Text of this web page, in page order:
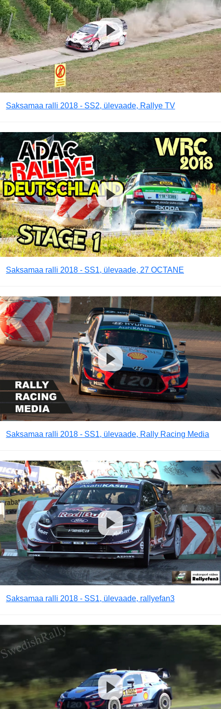
Saksamaa ralli 2018 - SS2, ülevaade, Rallye TV
Saksamaa ralli 2018 - SS1, ülevaade, 27 OCTANE
Saksamaa ralli 2018 - SS1, ülevaade, Rally Racing Media
Saksamaa ralli 2018 - SS1, ülevaade, rallyefan3